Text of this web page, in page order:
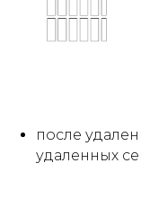
после
удаленных